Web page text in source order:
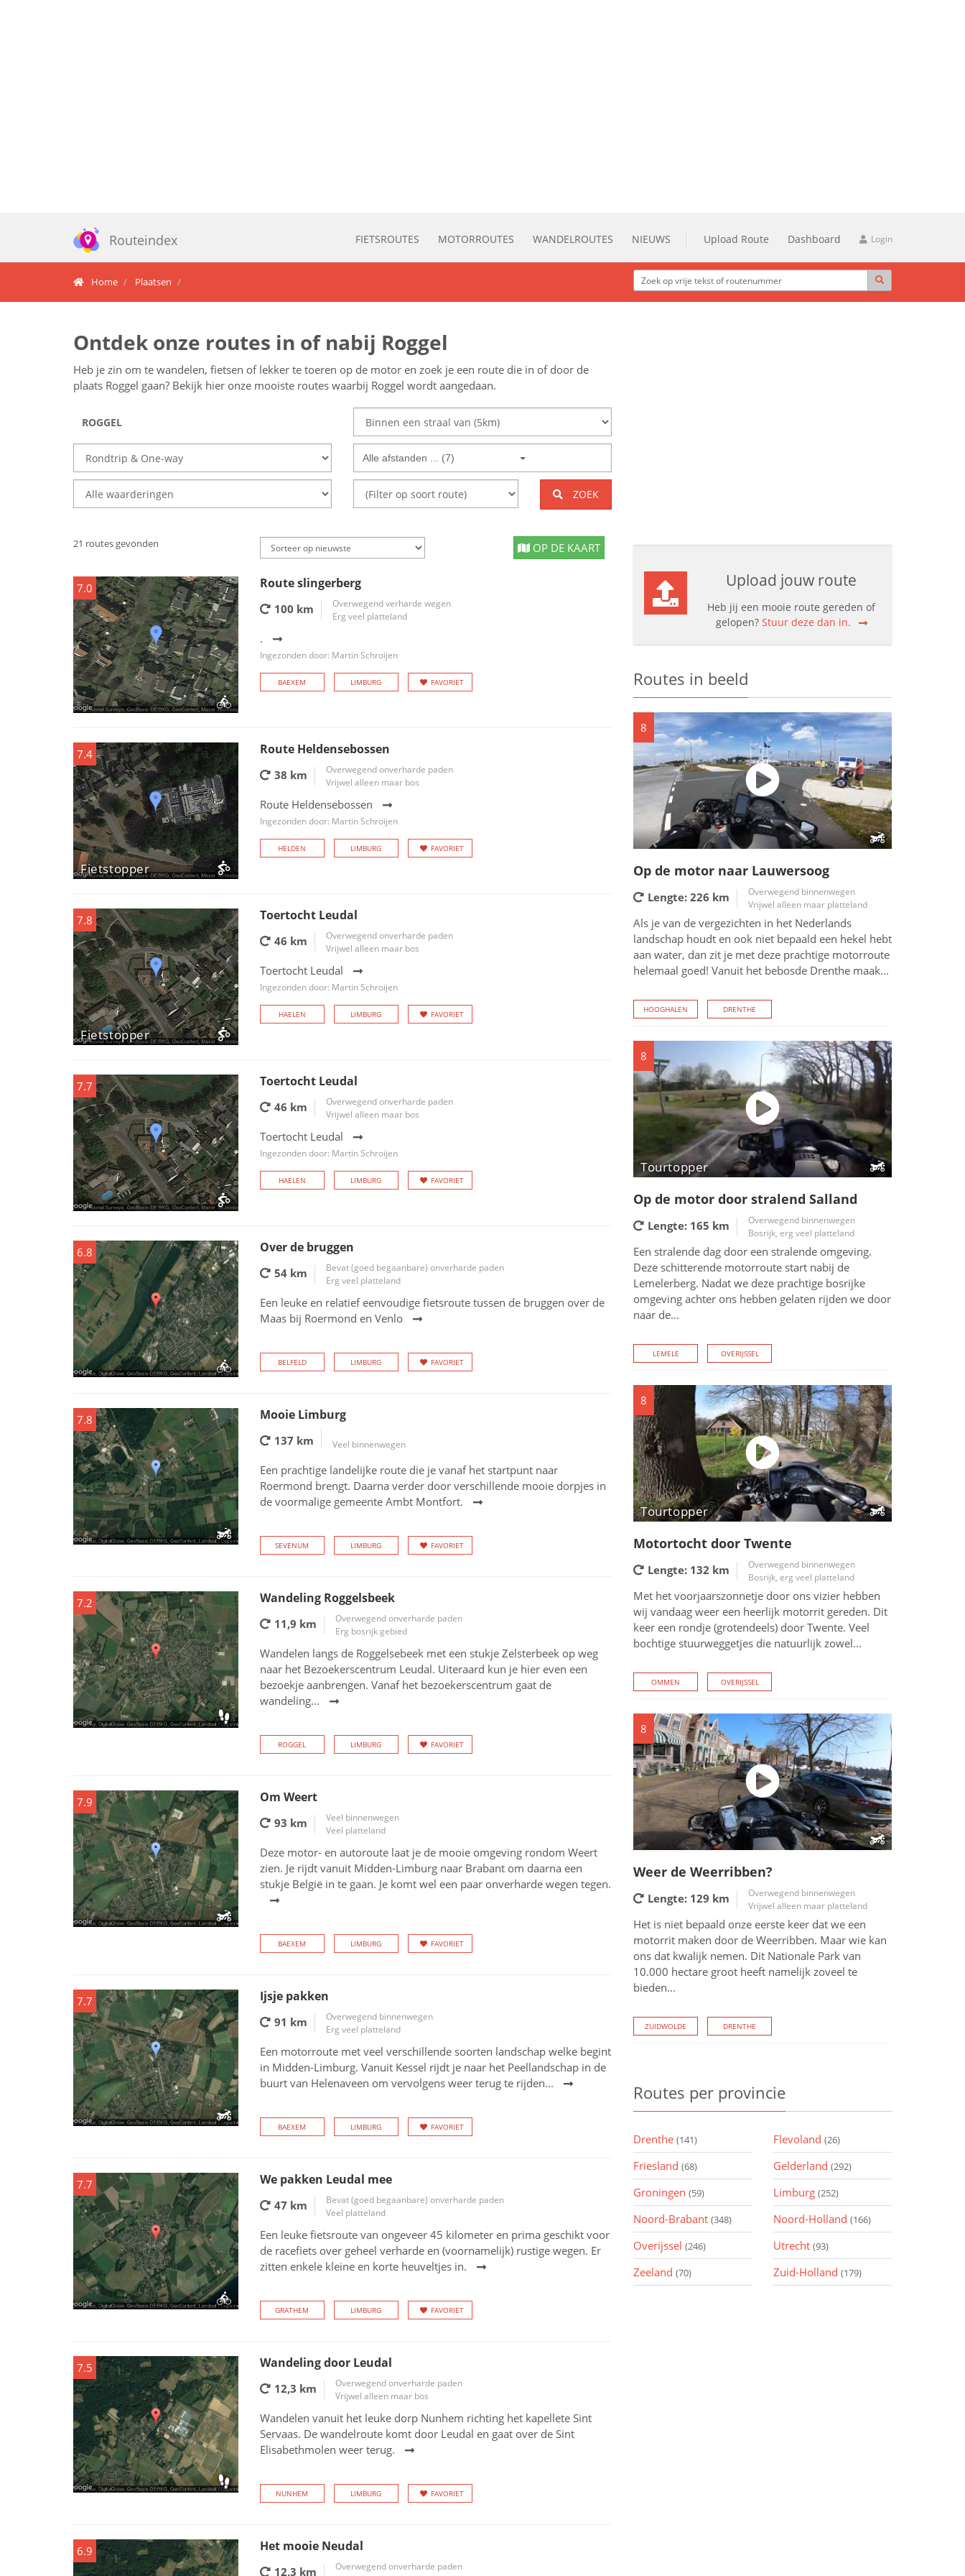
Routeindex FIETSROUTES MOTORROUTES WANDELROUTES NIEUWS Upload Route Dashboard Login
Home Plaatsen
Ontdek onze routes in of nabij Roggel
Heb je zin om te wandelen, fietsen of lekker te toeren op de motor en zoek je een route die in of door de
plaats Roggel gaan? Bekijk hier onze mooiste routes waarbij Roggel wordt aangedaan.
Alle afstanden ... (7)
ZOEK
21 routes gevonden OP DE KAART
7.0 Route slingerberg
100 km
Overwegend verharde wegen
Erg veel platteland
.
Ingezonden door: Martin Schroijen
BAEXEM LIMBURG FAVORIET
7.4
Fietstopper
Route Heldensebossen
38 km
Overwegend onverharde paden
Vrijwel alleen maar bos
Route Heldensebossen
Ingezonden door: Martin Schroijen
HELDEN LIMBURG FAVORIET
7.8
Fietstopper
Toertocht Leudal
46 km
Overwegend onverharde paden
Vrijwel alleen maar bos
Toertocht Leudal
Ingezonden door: Martin Schroijen
HAELEN LIMBURG FAVORIET
7.7 Toertocht Leudal
46 km
Overwegend onverharde paden
Vrijwel alleen maar bos
Toertocht Leudal
Ingezonden door: Martin Schroijen
HAELEN LIMBURG FAVORIET
6.8 Over de bruggen
54 km
Bevat (goed begaanbare) onverharde paden
Erg veel platteland
Een leuke en relatief eenvoudige fietsroute tussen de bruggen over de
Maas bij Roermond en Venlo
BELFELD LIMBURG FAVORIET
7.8 Mooie Limburg
137 km Veel binnenwegen
Een prachtige landelijke route die je vanaf het startpunt naar
Roermond brengt. Daarna verder door verschillende mooie dorpjes in
de voormalige gemeente Ambt Montfort.
SEVENUM LIMBURG FAVORIET
7.2 Wandeling Roggelsbeek
11,9 km
Overwegend onverharde paden
Erg bosrijk gebied
Wandelen langs de Roggelsebeek met een stukje Zelsterbeek op weg
naar het Bezoekerscentrum Leudal. Uiteraard kun je hier even een
bezoekje aanbrengen. Vanaf het bezoekerscentrum gaat de
wandeling...
ROGGEL LIMBURG FAVORIET
7.9 Om Weert
93 km
Veel binnenwegen
Veel platteland
Deze motor- en autoroute laat je de mooie omgeving rondom Weert
zien. Je rijdt vanuit Midden-Limburg naar Brabant om daarna een
stukje België in te gaan. Je komt wel een paar onverharde wegen tegen.
BAEXEM LIMBURG FAVORIET
7.7 Ijsje pakken
91 km
Overwegend binnenwegen
Erg veel platteland
Een motorroute met veel verschillende soorten landschap welke begint
in Midden-Limburg. Vanuit Kessel rijdt je naar het Peellandschap in de
buurt van Helenaveen om vervolgens weer terug te rijden...
BAEXEM LIMBURG FAVORIET
7.7 We pakken Leudal mee
47 km
Bevat (goed begaanbare) onverharde paden
Veel platteland
Een leuke fietsroute van ongeveer 45 kilometer en prima geschikt voor
de racefiets over geheel verharde en (voornamelijk) rustige wegen. Er
zitten enkele kleine en korte heuveltjes in.
GRATHEM LIMBURG FAVORIET
7.5 Wandeling door Leudal
12,3 km
Overwegend onverharde paden
Vrijwel alleen maar bos
Wandelen vanuit het leuke dorp Nunhem richting het kapellete Sint
Servaas. De wandelroute komt door Leudal en gaat over de Sint
Elisabethmolen weer terug.
NUNHEM LIMBURG FAVORIET
6.9 Het mooie Neudal
12,3 km
Overwegend onverharde paden
Upload jouw route
Heb jij een mooie route gereden of
gelopen? Stuur deze dan in.
Routes in beeld
8
Op de motor naar Lauwersoog
Lengte: 226 km
Overwegend binnenwegen
Vrijwel alleen maar platteland
Als je van de vergezichten in het Nederlands
landschap houdt en ook niet bepaald een hekel hebt
aan water, dan zit je met deze prachtige motorroute
helemaal goed! Vanuit het bebosde Drenthe maak...
HOOGHALEN DRENTHE
8
Tourtopper
Op de motor door stralend Salland
Lengte: 165 km
Overwegend binnenwegen
Bosrijk, erg veel platteland
Een stralende dag door een stralende omgeving.
Deze schitterende motorroute start nabij de
Lemelerberg. Nadat we deze prachtige bosrijke
omgeving achter ons hebben gelaten rijden we door
naar de...
LEMELE OVERIJSSEL
8
Tourtopper
Motortocht door Twente
Lengte: 132 km
Overwegend binnenwegen
Bosrijk, erg veel platteland
Met het voorjaarszonnetje door ons vizier hebben
wij vandaag weer een heerlijk motorrit gereden. Dit
keer een rondje (grotendeels) door Twente. Veel
bochtige stuurweggetjes die natuurlijk zowel...
OMMEN OVERIJSSEL
8
Weer de Weerribben?
Lengte: 129 km
Overwegend binnenwegen
Vrijwel alleen maar platteland
Het is niet bepaald onze eerste keer dat we een
motorrit maken door de Weerribben. Maar wie kan
ons dat kwalijk nemen. Dit Nationale Park van
10.000 hectare groot heeft namelijk zoveel te
bieden...
ZUIDWOLDE DRENTHE
Routes per provincie
Drenthe (141) Flevoland (26)
Friesland (68) Gelderland (292)
Groningen (59) Limburg (252)
Noord-Brabant (348) Noord-Holland (166)
Overijssel (246) Utrecht (93)
Zeeland (70) Zuid-Holland (179)